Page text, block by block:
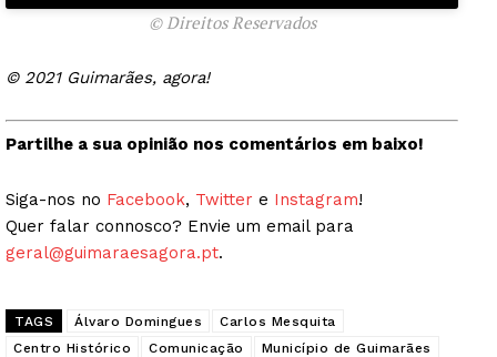
© Direitos Reservados
© 2021 Guimarães, agora!
Partilhe a sua opinião nos comentários em baixo!
Siga-nos no Facebook, Twitter e Instagram!
Quer falar connosco? Envie um email para
geral@guimaraesagora.pt.
TAGS Álvaro Domingues
Carlos Mesquita
Centro Histórico
Comunicação
Município de Guimarães